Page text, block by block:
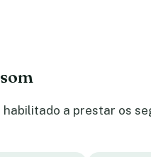
habilitado a prestar os